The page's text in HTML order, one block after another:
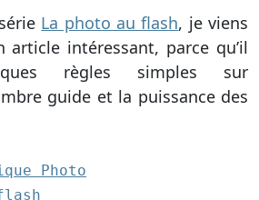
La photo au flash, je viens
intéressant, parce qu’il
règles simples sur
guide et la puissance des
Photo